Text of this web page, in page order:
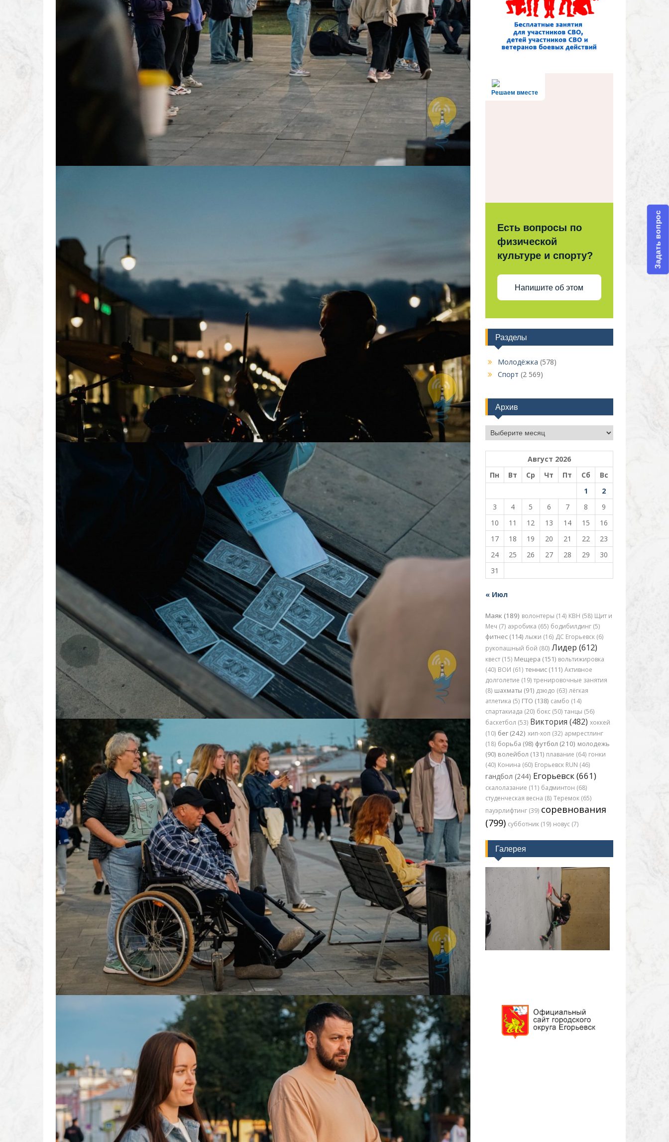
Решаем вместе
Есть вопросы по
физической
культуре и спорту?
Напишите об этом
Разделы
Молодёжка (578)
Спорт (2 569)
Архив
Архив
Август 2026
Пн
Вт Ср Чт Пт Сб
Вс
1
2
3
4 5 6 7 8
9
10
11 12 13 14 15
16
17
18 19 20 21 22
23
24
25 26 27 28 29
30
31
« Июл
Маяк (189) волонтеры (14) КВН (58) Щит и
Меч (7) аэробика (65) бодибилдинг (5)
фитнес (114) лыжи (16) ДС Егорьевск (6)
рукопашный бой (80) Лидер (612)
квест (15) Мещера (151) вольтижировка
(40) ВОИ (61) теннис (111) Активное
долголетие (19) тренировочные занятия
(8) шахматы (91) дзюдо (63) лёгкая
атлетика (5) ГТО (138) самбо (14)
спартакиада (20) бокс (50) танцы (56)
баскетбол (53) Виктория (482) хоккей
(10) бег (242) хип-хоп (32) армрестлинг
(18) борьба (98) футбол (210) молодежь
(90) волейбол (131) плавание (64) гонки
(40) Конина (60) Егорьевск RUN (46)
гандбол (244) Егорьевск (661)
скалолазание (11) бадминтон (68)
студенческая весна (8) Теремок (65)
пауэрлифтинг (39) соревнования
(799) субботник (19) новус (7)
Галерея
Задать вопрос